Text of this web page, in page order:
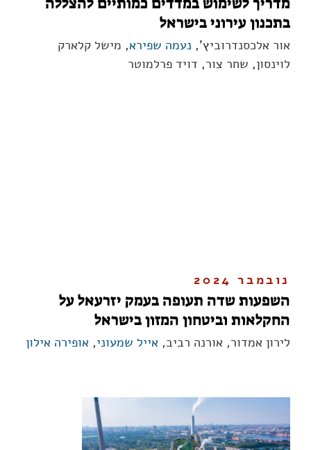
בתכנון עירוני בישראל
אור אלכסנדרוביץ', נעמה שפירא, מישל קלארק
לוינסון, שחר צור, דויד פרלמוטר
נובמבר 2024
השפעות שדה תעופה בעמק יזרעאל על
החקלאות וביטחון המזון בישראל
לירון אמדור, אורנה רביב, אייל שמעוני, אופירה אילון